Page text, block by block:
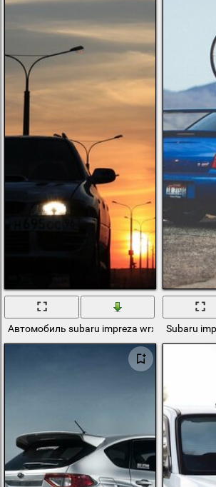
Автомобиль subaru impreza wrx при закате
Subaru